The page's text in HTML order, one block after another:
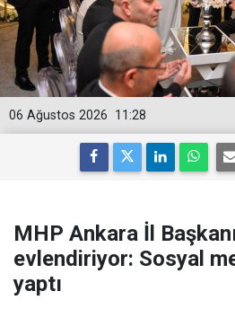
11:28
06 Ağustos 2026
MHP Ankara İl
evlendiriyor: Sosyal
yaptı